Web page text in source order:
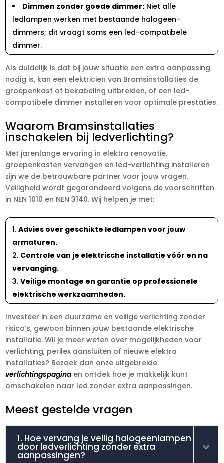
Dimmen zonder goede dimmer: Niet alle
ledlampen werken met bestaande halogeen-
dimmers; dit vraagt soms een led-compatibele
dimmer.​
Als duidelijk is dat bij jouw situatie een extra aanpassing
nodig is, kan een elektricien van Bramsinstallaties de
groepenkast of bekabeling uitbreiden, of een led-
compatibele dimmer installeren voor optimale prestaties.​
Waarom Bramsinstallaties
inschakelen bij ledverlichting?
Met jarenlange ervaring in elektra renovatie,
groepenkasten vervangen en led-verlichting installeren
zijn we de betrouwbare partner voor jouw vragen.​
Veiligheid wordt gegarandeerd volgens de voorschriften
in NEN 1010 en NEN 3140.​ Wij helpen je met:
Advies over geschikte ledlampen voor jouw
armaturen.​
Controle van je elektrische installatie vóór en na
vervanging.​
Veilige montage en garantie op professionele
elektrische werkzaamheden.​
Investeer in een duurzame en veilige verlichting zonder
risico’s, gewoon binnen jouw bestaande elektrische
installatie.​ Wil je meer weten over mogelijkheden voor
verlichting, perilex aansluiten of nieuwe elektra
installaties? Bezoek dan onze uitgebreide
verlichtingspaginaen ontdek hoe je makkelijk kunt
omschakelen naar led zonder extra aanpassingen.​
Meest gestelde vragen
1. Hoe vervang je veilig halogeenlampen
door ledverlichting zonder extra
aanpassingen?